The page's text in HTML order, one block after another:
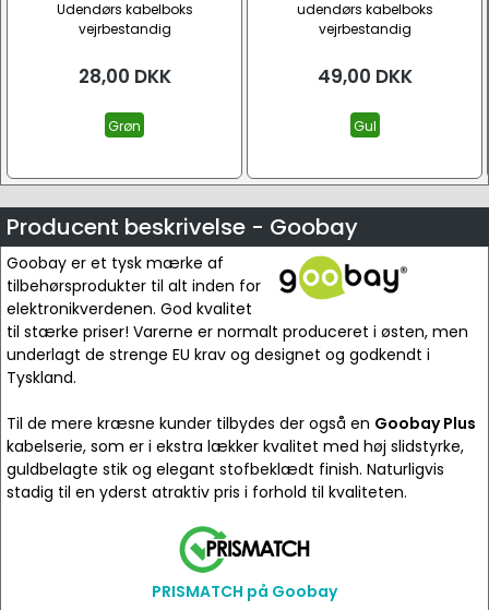
Udendørs kabelboks
vejrbestandig
28,00 DKK
Grøn
udendørs kabelboks
vejrbestandig
49,00 DKK
Gul
Producent beskrivelse - Goobay
Goobay er et tysk mærke af
tilbehørsprodukter til alt inden for
elektronikverdenen. God kvalitet
til stærke priser! Varerne er normalt produceret i østen, men
underlagt de strenge EU krav og designet og godkendt i
Tyskland.
Til de mere kræsne kunder tilbydes der også en Goobay Plus
kabelserie, som er i ekstra lækker kvalitet med høj slidstyrke,
guldbelagte stik og elegant stofbeklædt finish. Naturligvis
stadig til en yderst atraktiv pris i forhold til kvaliteten.
PRISMATCH på Goobay